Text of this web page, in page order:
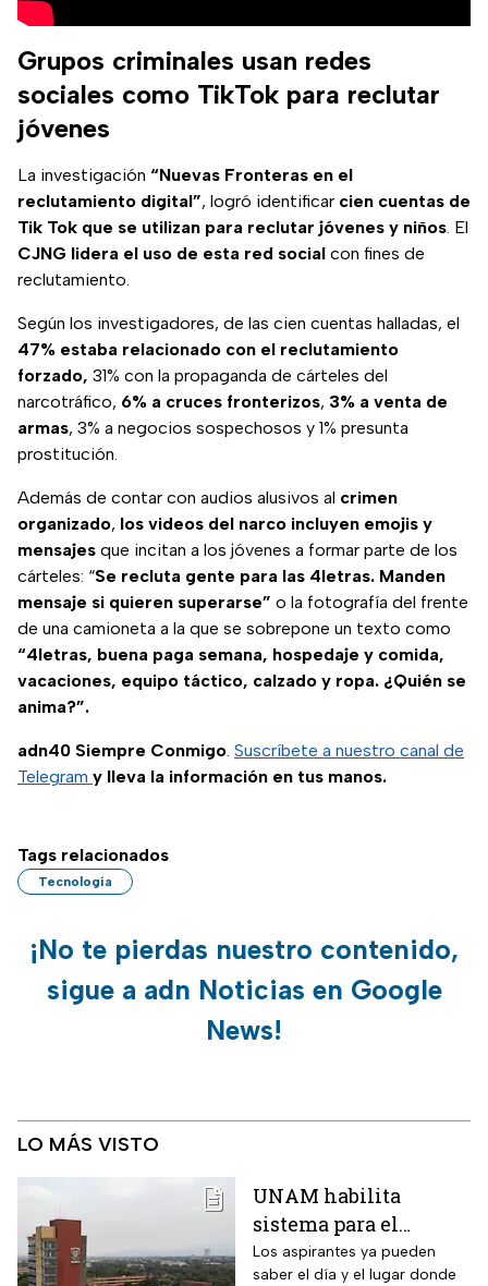
Grupos criminales usan redes
sociales como TikTok para reclutar
jóvenes
La investigación “Nuevas Fronteras en el
reclutamiento digital”, logró identificar cien cuentas de
Tik Tok que se utilizan para reclutar jóvenes y niños. El
CJNG lidera el uso de esta red social con fines de
reclutamiento.
Según los investigadores, de las cien cuentas halladas, el
47% estaba relacionado con el reclutamiento
forzado, 31% con la propaganda de cárteles del
narcotráfico, 6% a cruces fronterizos, 3% a venta de
armas, 3% a negocios sospechosos y 1% presunta
prostitución.
Además de contar con audios alusivos al crimen
organizado, los videos del narco incluyen emojis y
mensajes que incitan a los jóvenes a formar parte de los
cárteles: “Se recluta gente para las 4letras. Manden
mensaje si quieren superarse” o la fotografía del frente
de una camioneta a la que se sobrepone un texto como
“4letras, buena paga semana, hospedaje y comida,
vacaciones, equipo táctico, calzado y ropa. ¿Quién se
anima?”.
adn40 Siempre Conmigo. Suscríbete a nuestro canal de
Telegram y lleva la información en tus manos.
Tags relacionados
Tecnología
¡No te pierdas nuestro contenido,
sigue a adn Noticias en Google
News!
LO MÁS VISTO
UNAM habilita
sistema para el
examen de control: así
puedes consultar
Los aspirantes ya pueden
saber el día y el lugar donde